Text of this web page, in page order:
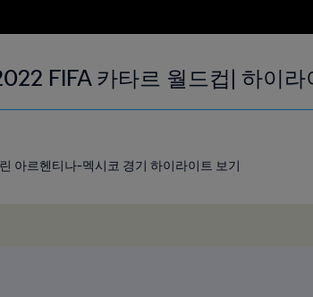
FIFA 카타르 월드컵| 하이라
아르헨티나-멕시코 경기 하이라이트 보기